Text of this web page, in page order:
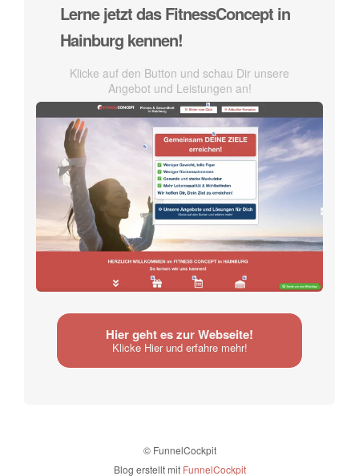
Lerne jetzt das FitnessConcept in
Hainburg kennen!
Klicke auf den Button und schau Dir unsere
Angebot und Leistungen an!
Hier geht es zur Webseite!
Klicke Hier und erfahre mehr!
© FunnelCockpit
Blog erstellt mit FunnelCockpit